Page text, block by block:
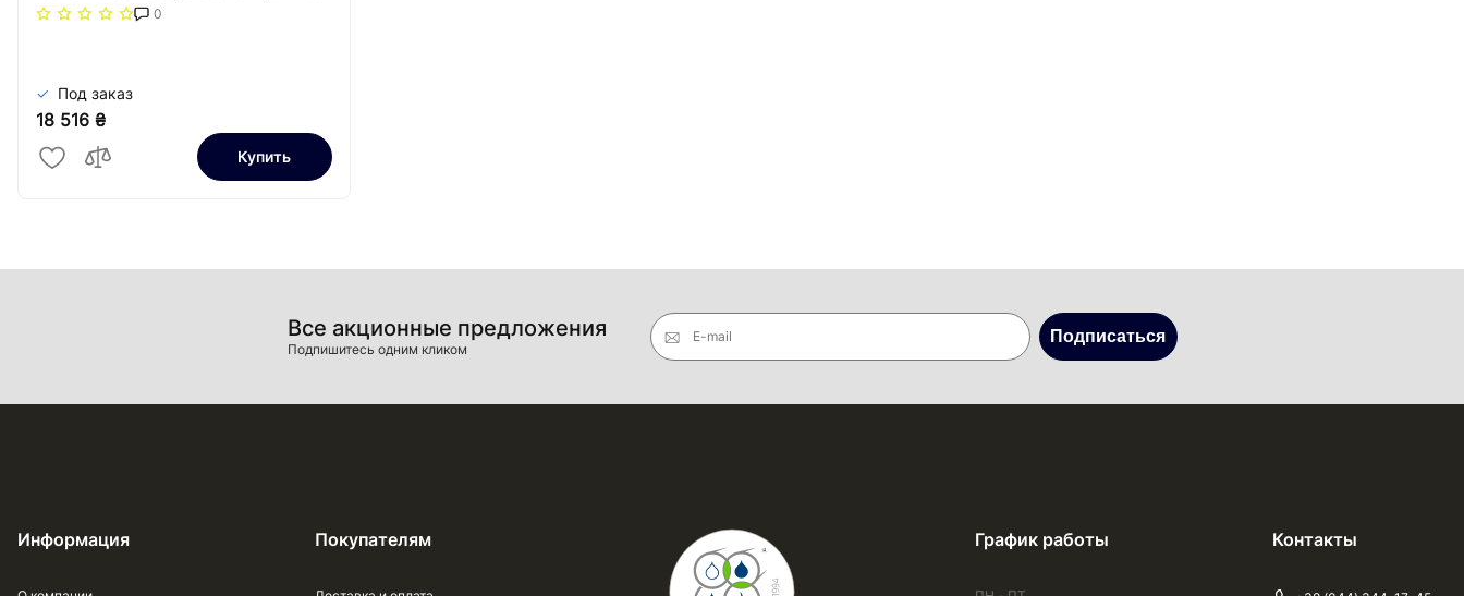
білий глянець0
Под заказ
18 516 ₴
Купить
Все акционные предложения
Подпишитесь одним кликом
E-mail Подписаться
Информация Покупателям График работы Контакты